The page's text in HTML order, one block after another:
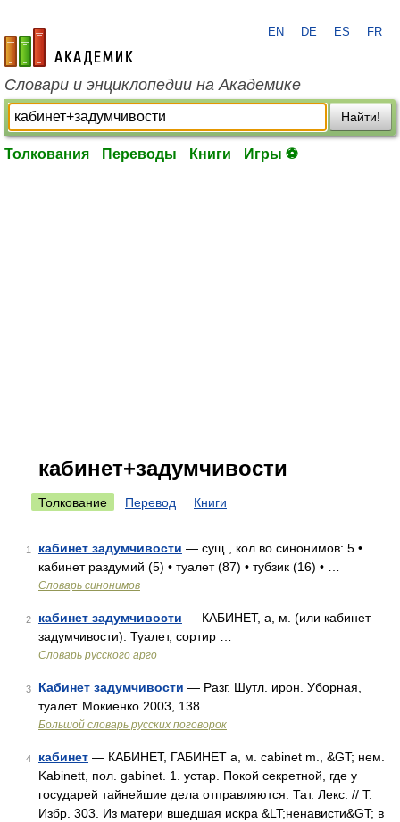
academic.ru
EN DE ES FR
Словари и энциклопедии на Академике
Найти!
Толкования Переводы Книги Игры ⚽
кабинет+задумчивости
Толкование Перевод Книги
1 кабинет задумчивости — сущ., кол во синонимов: 5 •
кабинет раздумий (5) • туалет (87) • тубзик (16) • …
Словарь синонимов
2 кабинет задумчивости — КАБИНЕТ, а, м. (или кабинет
задумчивости). Туалет, сортир …
Словарь русского арго
3 Кабинет задумчивости — Разг. Шутл. ирон. Уборная,
туалет. Мокиенко 2003, 138 …
Большой словарь русских поговорок
4 кабинет — КАБИНЕТ, ГАБИНЕТ а, м. cabinet m., &GT; нем.
Kabinett, пол. gabinet. 1. устар. Покой секретной, где у
государей тайнейшие дела отправляются. Тат. Лекс. // Т.
Избр. 303. Из матери вшедшая искра &LT;ненависти&GT; в